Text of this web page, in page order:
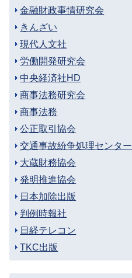
金融財政事情研究会
きんざい
現代人文社
労働開発研究会
中央経済社HD
商事法務研究会
商事法務
公正取引協会
交通事故紛争処理センター
大蔵財務協会
発明推進協会
日本加除出版
判例時報社
日経テレコン
TKC出版